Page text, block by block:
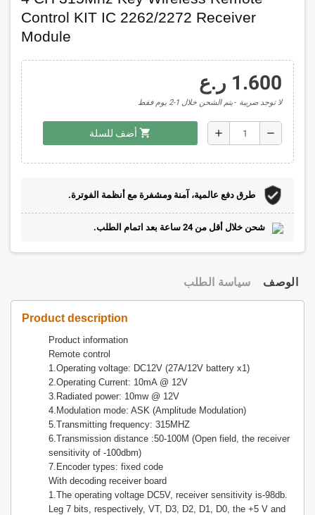
Control KIT IC 2262/2272 Receiver
Module
1.600 ر.ع
لا توجد ضريبة يتم الشحن خلال 1-2 يوم فقط
remove
add
shopping_cart أضف للسلة
طرق دفع عالمية، آمنة ومشفرة مع أنظمة الفوترة.
شحن خلال أقل من 24 ساعة بعد اتمام الطلب.
الوصف سياسة الطلب
Product description
Product information
Remote control
1.Operating voltage: DC12V (27A/12V battery x1)
2.Operating Current: 10mA @ 12V
3.Radiated power: 10mw @ 12V
4.Modulation mode: ASK (Amplitude Modulation)
5.Transmitting frequency: 315MHZ
6.Transmission distance :50-100M (Open field, the receiver
sensitivity of -100dbm)
7.Encoder types: fixed code
With decoding receiver board
1.The operating voltage DC5V, receiver sensitivity is-98db.
Leg 7 bits, respectively, VT, D3, D2, D1, D0, the +5 V and